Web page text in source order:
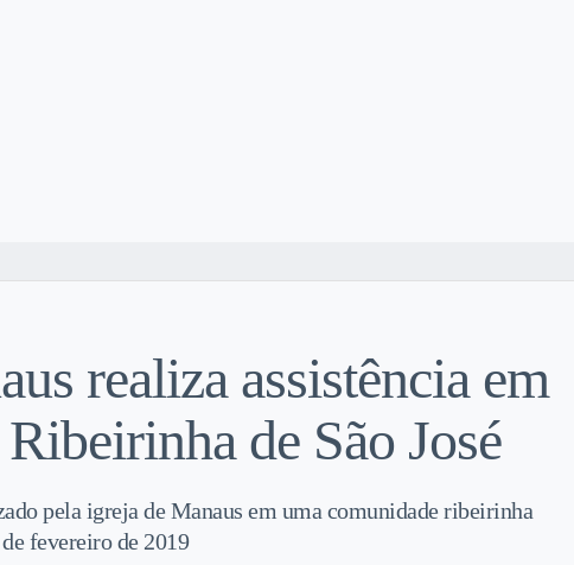
realiza assistência em
de São José
pela igreja de Manaus em uma comunidade ribeirinha
fevereiro de 2019